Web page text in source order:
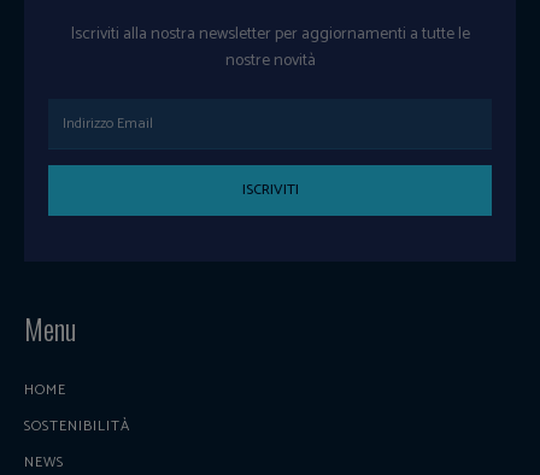
Iscriviti alla nostra newsletter per aggiornamenti a tutte le
nostre novità
ISCRIVITI
Menu
HOME
SOSTENIBILITÀ
NEWS